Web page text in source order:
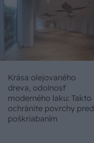
Krása olejovaného
dreva, odolnosť
moderného laku: Takto
ochránite povrchy pred
poškriabaním